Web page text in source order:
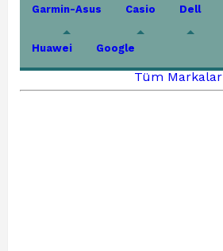
Garmin-Asus Casio Dell
Huawei Google
Tüm Markalar